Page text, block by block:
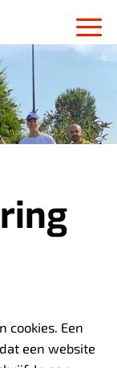
cookies. Een
een website